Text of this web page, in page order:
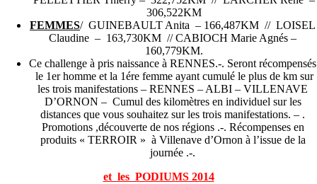
306,522KM
FEMMES/ GUINEBAULT Anita – 166,487KM // LOISEL
Claudine – 163,730KM // CABIOCH Marie Agnés –
160,779KM.
Ce challenge à pris naissance à RENNES.-. Seront récompensés
le 1er homme et la 1ére femme ayant cumulé le plus de km sur
les trois manifestations – RENNES – ALBI – VILLENAVE
D’ORNON – Cumul des kilomètres en individuel sur les
distances que vous souhaitez sur les trois manifestations. – .
Promotions ,découverte de nos régions .-. Récompenses en
produits « TERROIR » à Villenave d’Ornon à l’issue de la
journée .-.
et les PODIUMS 2014